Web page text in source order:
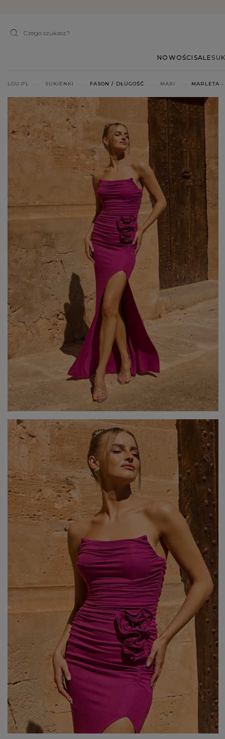
NOWOŚCI SALE
Popularne kategorie
NA WESELE BESTSELLERY ZOBACZ
Okazja
CHRZEST
NA CO DZIEŃ
RANDKA
ŚWIĘTA
WALENTYNKI
STUDNIÓWKA
SYLWESTER
KOMUNIA
Styl / Rodzaj
WIECZOROWE
KARNAWAŁOWE
WIZYTOWE
CASUALOWE
KOKTAJLOWE
KORONKOWE
DOPASOWANE
ROZKLOSZOWANE
ASYMETRYCZNE
BIZNESOWE
BOHO
JEANSOWE
DZIANINOWE
Z CEKINAMI
DLA KOBIET W CIĄŻY
ZOBACZ WSZYSTKIE ODKRYJ NOWOŚCI
LOU.PL SUKIENKI FASON / DŁUGOŚĆ MAXI MARLETA